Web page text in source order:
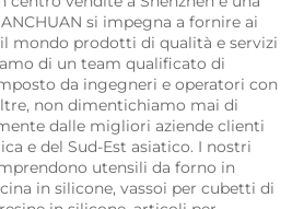
si impegna a fornire ai
mondo prodotti di qualità e servizi
di un team qualificato di
da ingegneri e operatori con
non dimentichiamo mai di
dalle migliori aziende clienti
e del Sud-Est asiatico. I nostri
utensili da forno in
in silicone, vassoi per cubetti di